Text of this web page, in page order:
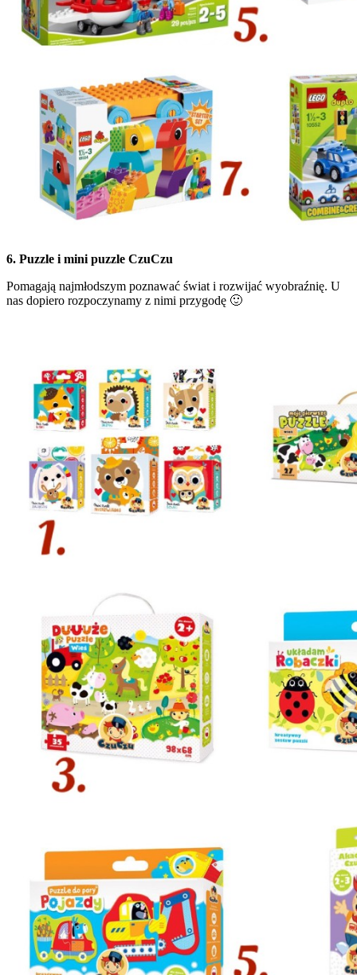
6. Puzzle i mini puzzle CzuCzu
Pomagają najmłodszym poznawać świat i rozwijać wyobraźnię. U
nas dopiero rozpoczynamy z nimi przygodę 🙂